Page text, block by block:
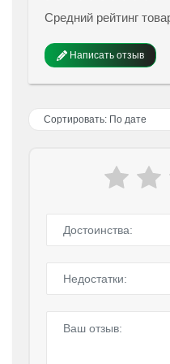
Средний рейтинг
Написать отзыв